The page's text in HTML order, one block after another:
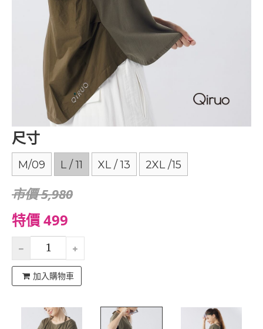
尺寸
M/09 L / 11 XL / 13 2XL /15
市價 5,980
特價 499
加入購物車